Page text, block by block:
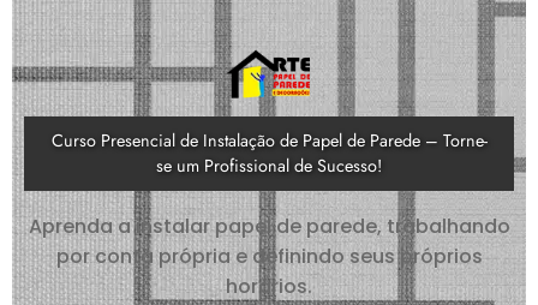
Curso Presencial de Instalação de Papel de Parede – Torne-
se um Profissional de Sucesso!
Aprenda a instalar papel de parede, trabalhando
por conta própria e definindo seus próprios
horários.